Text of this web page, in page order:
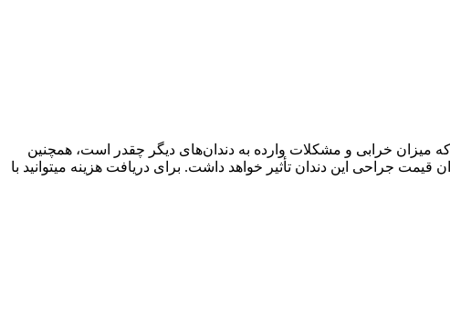
خرابی و مشکلات وارده به دندان‌های دیگر چقدر است‌، همچنین
جراحی این دندان تأثیر خواهد داشت. برای دریافت هزینه میتوانید با